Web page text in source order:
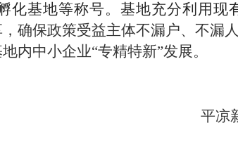
化基地等称号。基地充分利用现
确保政策受益主体不漏户、不漏
内中小企业“专精特新”发展。
平凉